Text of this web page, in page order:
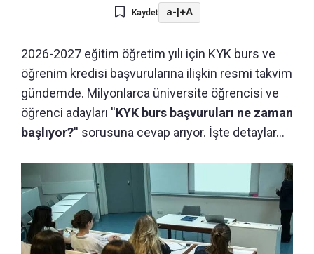
Kaydet a- +A
2026-2027 eğitim öğretim yılı için KYK burs ve
öğrenim kredisi başvurularına ilişkin resmi takvim
gündemde. Milyonlarca üniversite öğrencisi ve
öğrenci adayları ''KYK burs başvuruları ne zaman
başlıyor?'' sorusuna cevap arıyor. İşte detaylar...